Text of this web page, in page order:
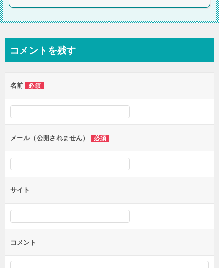
コメントを残す
名前 必須
メール（公開されません） 必須
サイト
コメント